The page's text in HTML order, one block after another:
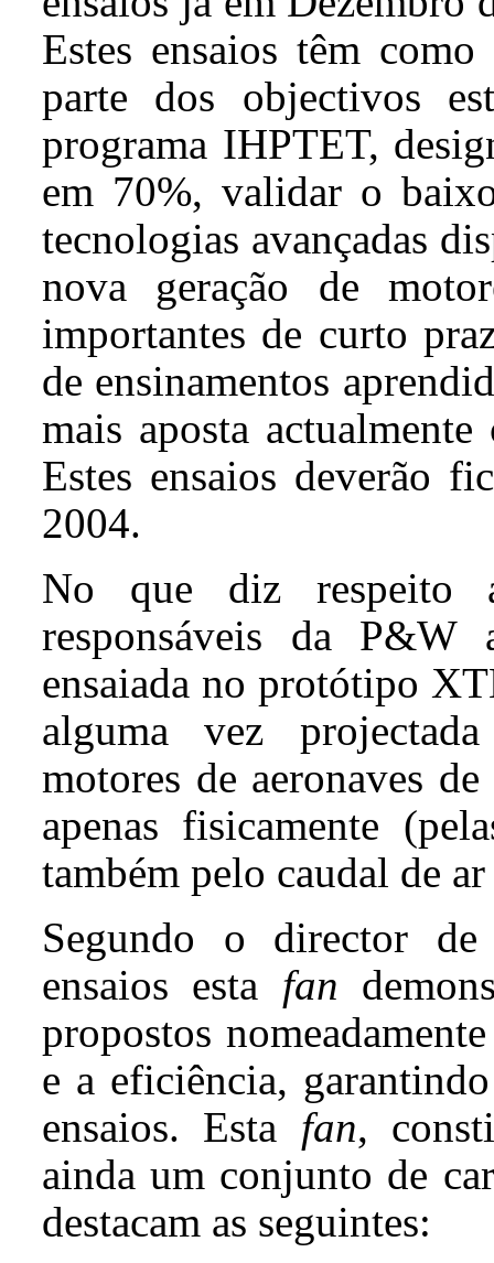
Estes ensaios têm
parte dos objectivos
programa IHPTET,
em 70%, validar o
tecnologias avançadas
nova geração de
importantes de curto
de ensinamentos
mais aposta
Estes ensaios deverão
2004.
No que diz respeito
responsáveis da
ensaiada no protótipo
alguma vez
motores de aeronaves
apenas fisicamente
também pelo caudal de
Segundo o director
ensaios esta fan
propostos
e a eficiência,
ensaios. Esta fan,
ainda um conjunto de
destacam as seguintes: